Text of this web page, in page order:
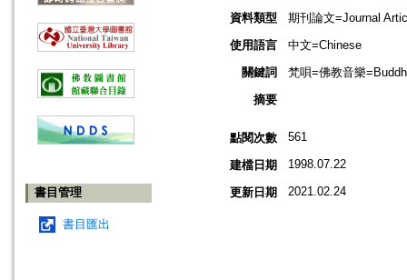
書目管理
書目匯出
資料類型
期刊論文=Journal
使用語言
中文=Chinese
關鍵詞
梵唄=佛教音樂
摘要
點閱次數 561
建檔日期 1998.07.22
更新日期 2021.02.24